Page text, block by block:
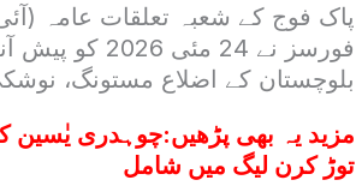
پاک فوج کے شعبہ تعلقات عامہ
فورسز نے 24
بلوچستان کے اضلاع مستونگ،
مزید یہ بھی پڑھیں:
توڑ کرن لیگ میں شامل